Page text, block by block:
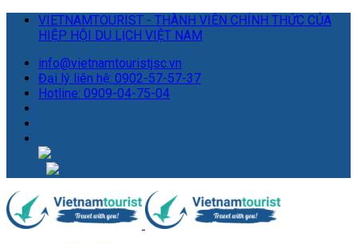
VIETNAMTOURIST - THÀNH VIÊN CHÍNH THỨC CỦA
HIỆP HỘI DU LỊCH VIỆT NAM
info@vietnamtouristjsc.vn
Đại lý liên hệ: 0902-57-57-37
Hotline: 0909-04-75-04